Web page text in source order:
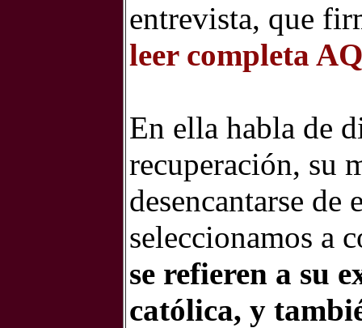
entrevista, que
leer completa
En ella habla de
recuperación, su
desencantarse
seleccionamos a
se refieren a su
católica, y